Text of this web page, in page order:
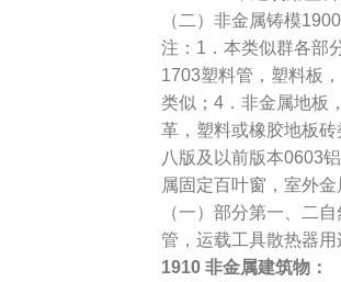
（二）非金属铸模
注：1．本类似群各部
1703塑料管，塑料板
类似；4．非金属地板
革，塑料或橡胶地板
八版及以前版本0603
属固定百叶窗，室外
（一）部分第一、二
管，运载工具散热器
1910 非金属建筑物：